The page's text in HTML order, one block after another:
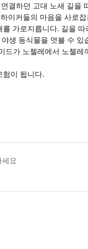
결하던 고대 노새 길을
이커들의 마음을 사로
가로지릅니다. 길을 따
생 동식물을 엿볼 수 있
드가 노첼레에서 노첼레
험이 됩니다.
일 상태에 따라 진행 여부
요